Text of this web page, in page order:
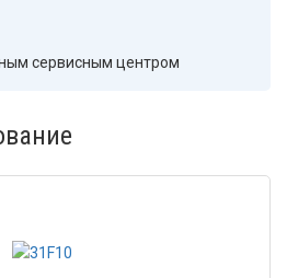
сервисным центром